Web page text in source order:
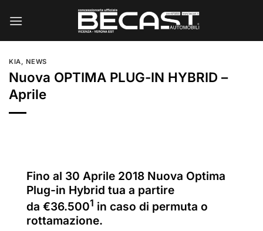
KIA, NEWS
Nuova OPTIMA PLUG-IN HYBRID –
Aprile
Fino al 30 Aprile 2018 Nuova Optima
Plug-in Hybrid tua a partire
da €36.5001 in caso di permuta o
rottamazione.